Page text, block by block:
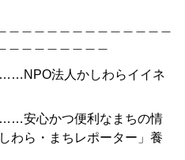
法人かしわらイイネ
心かつ便利なまちの情
わら・まちレポーター」養